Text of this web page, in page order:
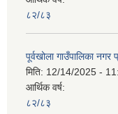
८२/८३
पूर्वखोला गाउँपालिका नगर
मिति: 12/14/2025 -
आर्थिक वर्ष:
८२/८३